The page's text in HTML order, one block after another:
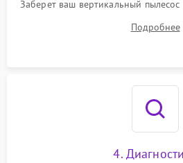
Заберет ваш вертикальный пылесос
Подробнее
4.